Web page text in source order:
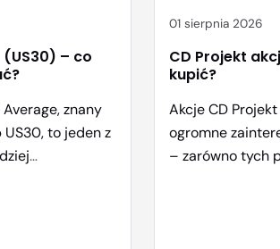
– co
znany
US30, to jeden z
01 sierpnia 2026
CD Projekt
kupić?
Akcje CD
ogromne
– zarówno tych